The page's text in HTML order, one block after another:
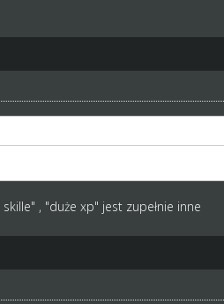
, "duże xp" jest zupełnie inne